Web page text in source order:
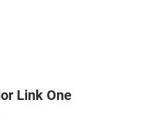
Link One